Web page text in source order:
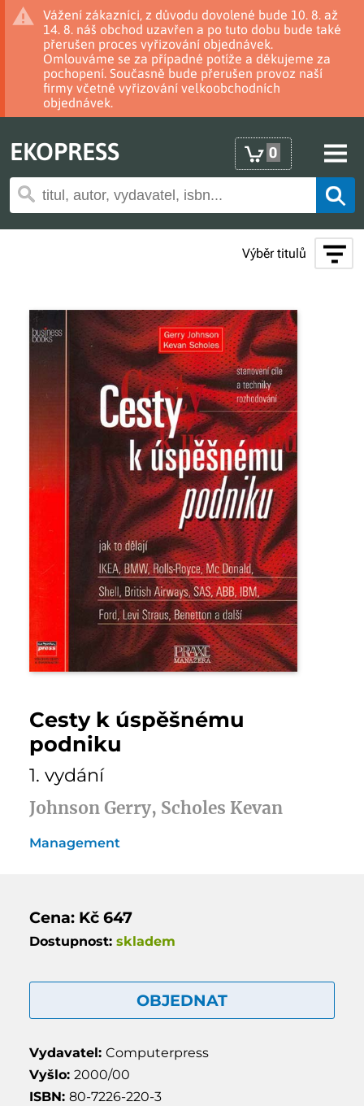
Vážení zákazníci, z důvodu dovolené bude 10. 8. až
14. 8. náš obchod uzavřen a po tuto dobu bude také
přerušen proces vyřizování objednávek.
Omlouváme se za případné potíže a děkujeme za
pochopení. Současně bude přerušen provoz naší
firmy včetně vyřizování velkoobchodních
objednávek.
EKOPRESS 0
Výběr titulů
Cesty k úspěšnému
podniku
1. vydání
Johnson Gerry, Scholes Kevan
Management
Cena: Kč 647
Dostupnost: skladem
OBJEDNAT
Vydavatel: Computerpress
Vyšlo: 2000/00
ISBN: 80-7226-220-3